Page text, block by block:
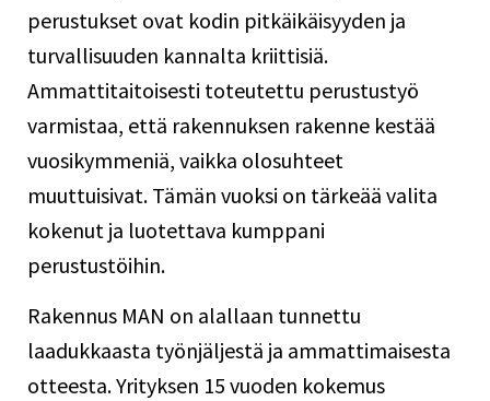
perustukset ovat kodin pitkäikäisyyden ja
turvallisuuden kannalta kriittisiä.
Ammattitaitoisesti toteutettu perustustyö
varmistaa, että rakennuksen rakenne kestää
vuosikymmeniä, vaikka olosuhteet
muuttuisivat. Tämän vuoksi on tärkeää valita
kokenut ja luotettava kumppani
perustustöihin.
Rakennus MAN on alallaan tunnettu
laadukkaasta työnjäljestä ja ammattimaisesta
otteesta. Yrityksen 15 vuoden kokemus